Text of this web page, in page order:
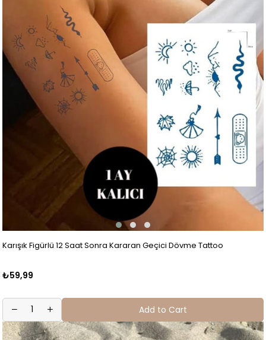
Karışık Figürlü 12 Saat Sonra Kararan Geçici Dövme Tattoo
₺59,99
Add to Cart